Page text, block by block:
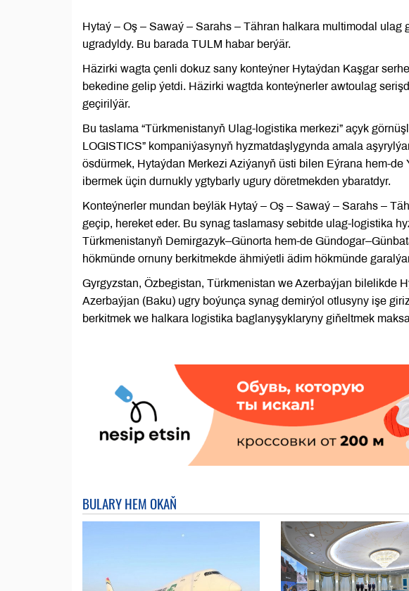
Hytaý – Oş – Sawaý – Sarahs – Tähran halkara multimodal
ugradyldy. Bu barada TULM habar berýär.
Häzirki wagta çenli dokuz sany konteýner Hytaýdan Kaşgar
bekedine gelip ýetdi. Häzirki wagtda konteýnerler awtoulag
geçirilýär.
Bu taslama “Türkmenistanyň Ulag-logistika merkezi” açyk
LOGISTICS” kompaniýasynyň hyzmatdaşlygynda amala
ösdürmek, Hytaýdan Merkezi Aziýanyň üsti bilen Eýrana hem-
ibermek üçin durnukly ygtybarly ugury döretmekden ybaratdyr.
Konteýnerler mundan beýläk Hytaý – Oş – Sawaý – Sarahs –
geçip, hereket eder. Bu synag taslamasy sebitde ulag-logistika
Türkmenistanyň Demirgazyk–Günorta hem-de
hökmünde ornuny berkitmekde ähmiýetli ädim hökmünde
Gyrgyzstan, Özbegistan, Türkmenistan we Azerbaýjan bilelikde
Azerbaýjan (Baku) ugry boýunça synag demirýol otlusyny işe
berkitmek we halkara logistika baglanyşyklaryny giňeltmek
BULARY HEM OKAŇ